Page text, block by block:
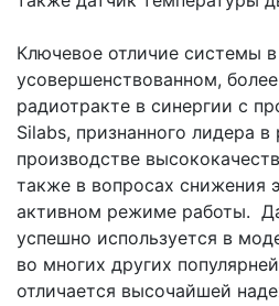
Ключевое отличие системы в
усовершенствованном,
радиотракте в синергии с
Silabs, признанного лидера в
производстве
также в вопросах снижения
активном режиме работы.
успешно используется в
во многих других
отличается высочайшей